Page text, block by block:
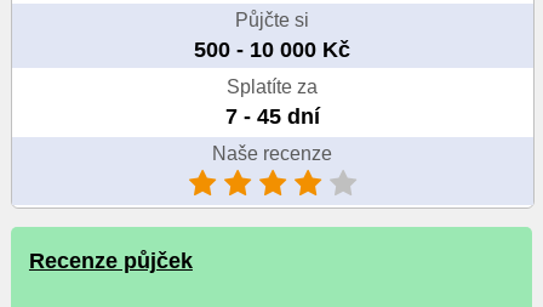
Půjčte si
500 - 10 000 Kč
Splatíte za
7 - 45 dní
Naše recenze
Recenze půjček